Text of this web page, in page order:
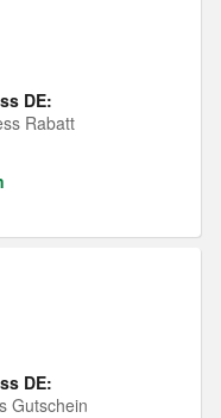
DE:
Rabatt
DE:
Gutschein